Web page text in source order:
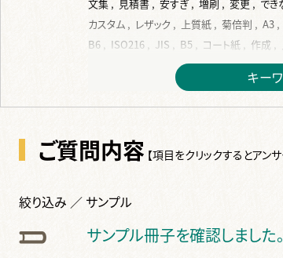
文集 , 見積書 , 安すぎ , 増刷 , 変更 , でき
カスタム , レザック , 上質紙 , 菊倍判 , A3 ,
B6 , ISO216 , JIS , B5 , コート紙 , 作成 ,
再入稿 ,単ページ ,デ
写真 , テンプレ
デザイン ,ppi ,換算 ,トンボ ,余白 ,差
ノンブル ,仕上り , ソフト , 奥付 ,
オフセット ,
片袖折り ,
後払い ,費用 , 納品 , 出荷 ,コース , 停
ダウンロード , 国会図書館 , ケース入り ,
キー
ご質問内容 【項目をクリックするとアン
絞り込み ／ サンプル
サンプル冊子を確認しました